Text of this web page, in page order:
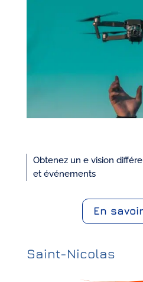
Obtenez un e vision
et événements
En
Saint-Nicolas